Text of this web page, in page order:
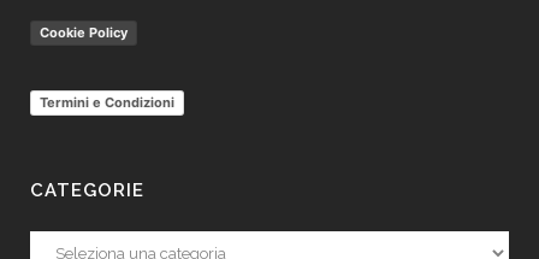
Cookie Policy
Termini e Condizioni
CATEGORIE
Categorie